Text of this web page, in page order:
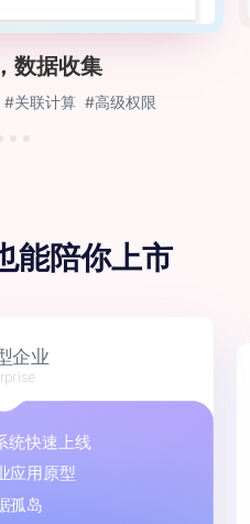
数据收集
#关联计算 #高级权限
能陪你上市
企业
统快速上线
应用原型
孤岛